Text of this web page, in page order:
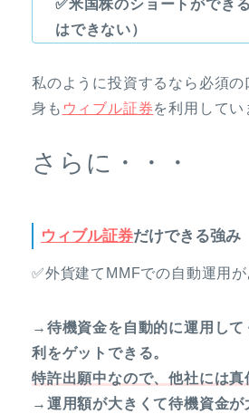
✅米国株のショートができ
はできない）
私のように投資するなら必須の
身も ウィブル証券を利用してい
さらに・・・
ウィブル証券だけできる強み
✅外貨建てMMFでの自動運用が
→待機資金を自動的に運用して
利をゲットできる。
特許出願中なので、他社には真
→運用額が大きくて待機資金が